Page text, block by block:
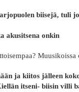
biisejä, tuli
akusitsena onkin
Muusikoissa
ja kiitos jälleen
itseni- biisin villi